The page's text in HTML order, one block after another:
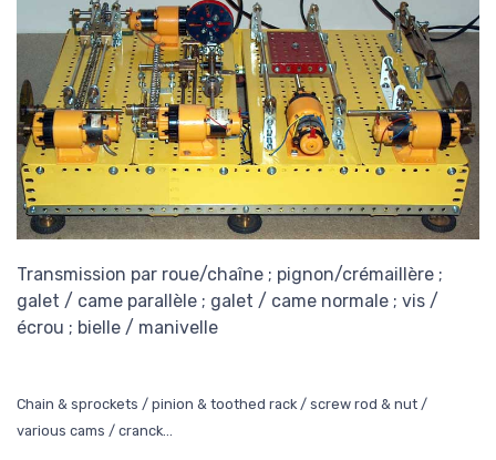
Transmission par roue/chaîne ; pignon/crémaillère ;
galet / came parallèle ; galet / came normale ; vis /
écrou ; bielle / manivelle
Chain & sprockets / pinion & toothed rack / screw rod & nut /
various cams / cranck...